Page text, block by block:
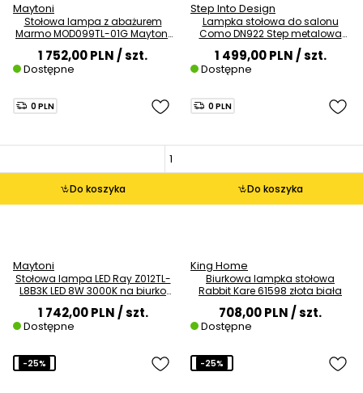
Maytoni
Stołowa lampa z abażurem
Marmo MOD099TL-01G Maytoni
elipsa marmur złota
1 752,00 PLN/ szt.
Dostępne
Step Into Design
Lampka stołowa do salonu
Como DN922 Step metalowa
grzybek złoty
1 499,00 PLN/ szt.
Dostępne
Do koszyka
0 PLN
Maytoni
Stołowa lampa LED Ray Z012TL-
L8B3K LED 8W 3000K na biurko
1 742,00 PLN/ szt.
Dostępne
Do koszyka
0 PLN
King Home
Biurkowa lampka stołowa
Rabbit Kare 61598 złota biała
708,00 PLN/ szt.
Dostępne
-25% -25%